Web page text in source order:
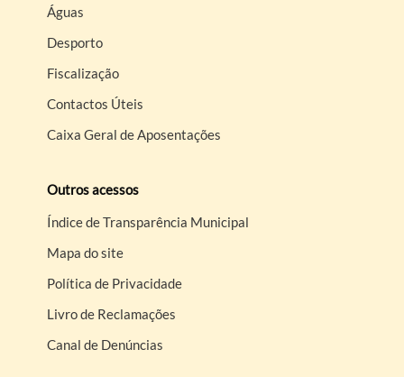
Águas
Desporto
Fiscalização
Contactos Úteis
Caixa Geral de Aposentações
Outros acessos
Índice de Transparência Municipal
Mapa do site
Política de Privacidade
Livro de Reclamações
Canal de Denúncias